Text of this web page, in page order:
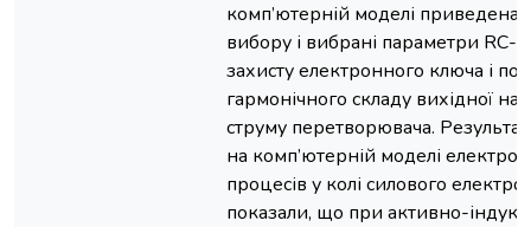
комп’ютерній моделі приведена
вибору і вибрані параметри RC-
захисту електронного ключа і
гармонічного складу вихідної
струму перетворювача.
на комп’ютерній моделі
процесів у колі силового
показали, що при активно-